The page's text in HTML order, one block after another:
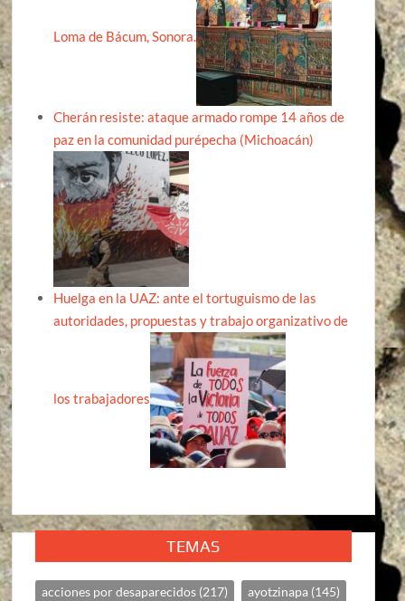
Loma de Bácum, Sonora.
Cherán resiste: ataque armado rompe 14 años de
paz en la comunidad purépecha (Michoacán)
Huelga en la UAZ: ante el tortuguismo de las
autoridades, propuestas y trabajo organizativo de
los trabajadores
TEMAS
acciones por desaparecidos (217) ayotzinapa (145)